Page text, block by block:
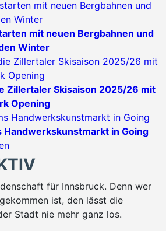
mit neuen Bergbahnen und
Winter
Zillertaler Skisaison 2025/26 mit
Opening
Handwerkskunstmarkt in Going
für Innsbruck. Denn wer
ist, den lässt die
Stadt nie mehr ganz los.